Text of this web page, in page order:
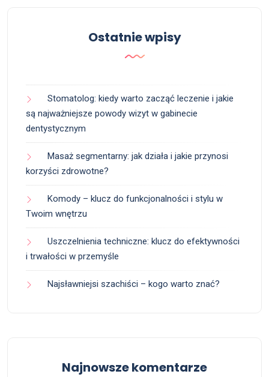
Ostatnie wpisy
Stomatolog: kiedy warto zacząć leczenie i jakie
są najważniejsze powody wizyt w gabinecie
dentystycznym
Masaż segmentarny: jak działa i jakie przynosi
korzyści zdrowotne?
Komody – klucz do funkcjonalności i stylu w
Twoim wnętrzu
Uszczelnienia techniczne: klucz do efektywności
i trwałości w przemyśle
Najsławniejsi szachiści – kogo warto znać?
Najnowsze komentarze